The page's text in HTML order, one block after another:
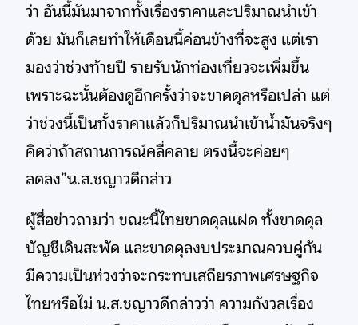
ว่า อันนี้มันมาจากทั้งเรื่องราคาและปริมาณนำเข้า
ด้วย มันก็เลยทำให้เดือนนี้ค่อนข้างที่จะสูง แต่เรา
มองว่าช่วงท้ายปี รายรับนักท่องเที่ยวจะเพิ่มขึ้น
เพราะฉะนั้นต้องดูอีกครั้งว่าจะขาดดุลหรือเปล่า แต่
ว่าช่วงนี้เป็นทั้งราคาแล้วก็ปริมาณนำเข้าน้ำมันจริงๆ
คิดว่าถ้าสถานการณ์คลี่คลาย ตรงนี้จะค่อยๆ
ลดลง”น.ส.ชญาวดีกล่าว
ผู้สื่อข่าวถามว่า ขณะนี้ไทยขาดดุลแฝด ทั้งขาดดุล
บัญชีเดินสะพัด และขาดดุลงบประมาณควบคู่กัน
มีความเป็นห่วงว่าจะกระทบเสถียรภาพเศรษฐกิจ
ไทยหรือไม่ น.ส.ชญาวดีกล่าวว่า ความกังวลเรื่อง